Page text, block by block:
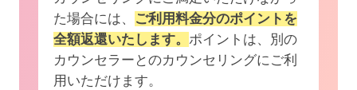
た場合には、
ご利用料金分のポイントを
全額返還いたします。 ポイントは、別の
カウンセラーとのカウンセリングにご利
用いただけます。